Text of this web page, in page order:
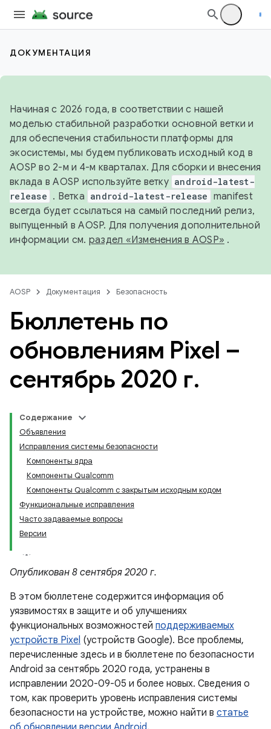
ДОКУМЕНТАЦИЯ
Начиная с 2026 года, в соответствии с нашей
моделью стабильной разработки основной ветки и
для обеспечения стабильности платформы для
экосистемы, мы будем публиковать исходный код в
AOSP во 2-м и 4-м кварталах. Для сборки и внесения
вклада в AOSP используйте ветку android-latest-
release . Ветка android-latest-release manifest
всегда будет ссылаться на самый последний релиз,
выпущенный в AOSP. Для получения дополнительной
информации см. раздел «Изменения в AOSP» .
AOSP Документация Безопасность
Бюллетень по
обновлениям Pixel –
сентябрь 2020 г.
Содержание
Объявления
Исправления системы безопасности
Компоненты ядра
Компоненты Qualcomm
Компоненты Qualcomm с закрытым исходным кодом
Функциональные исправления
Часто задаваемые вопросы
Версии
Опубликован 8 сентября 2020 г.
В этом бюллетене содержится информация об
уязвимостях в защите и об улучшениях
функциональных возможностей поддерживаемых
устройств Pixel (устройств Google). Все проблемы,
перечисленные здесь и в бюллетене по безопасности
Android за сентябрь 2020 года, устранены в
исправлении 2020-09-05 и более новых. Сведения о
том, как проверить уровень исправления системы
безопасности на устройстве, можно найти в статье